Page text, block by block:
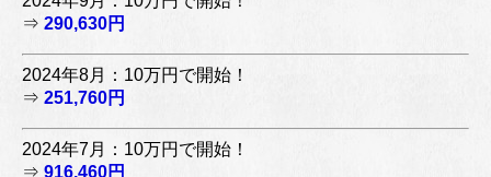
⇒ 290,630円
2024年8月：10万円で開始！
⇒ 251,760円
2024年7月：10万円で開始！
⇒ 916,460円